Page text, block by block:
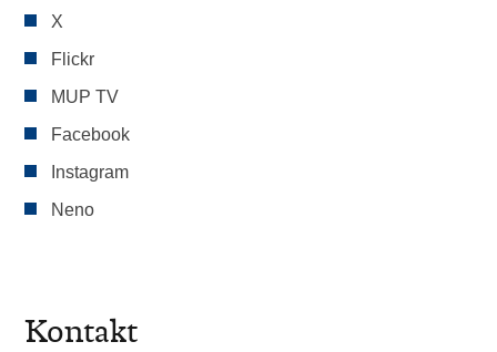
X
Flickr
MUP TV
Facebook
Instagram
Neno
Kontakt